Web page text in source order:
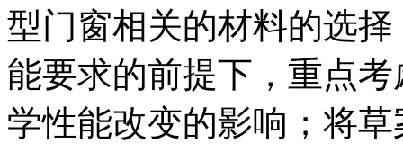
型门窗相关的材料的选
能要求的前提下，重点
学性能改变的影响；将